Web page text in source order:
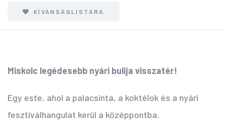
KÍVÁNSÁGLISTÁRA
Miskolc legédesebb nyári bulija visszatér!
Egy este, ahol a palacsinta, a koktélok és a nyári
fesztiválhangulat kerül a középpontba.